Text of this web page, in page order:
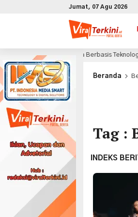
Jumat, 07 Agu 2026
Skandinavia Berbasis Teknologi Listrik
Beranda
Tag :
INDEKS